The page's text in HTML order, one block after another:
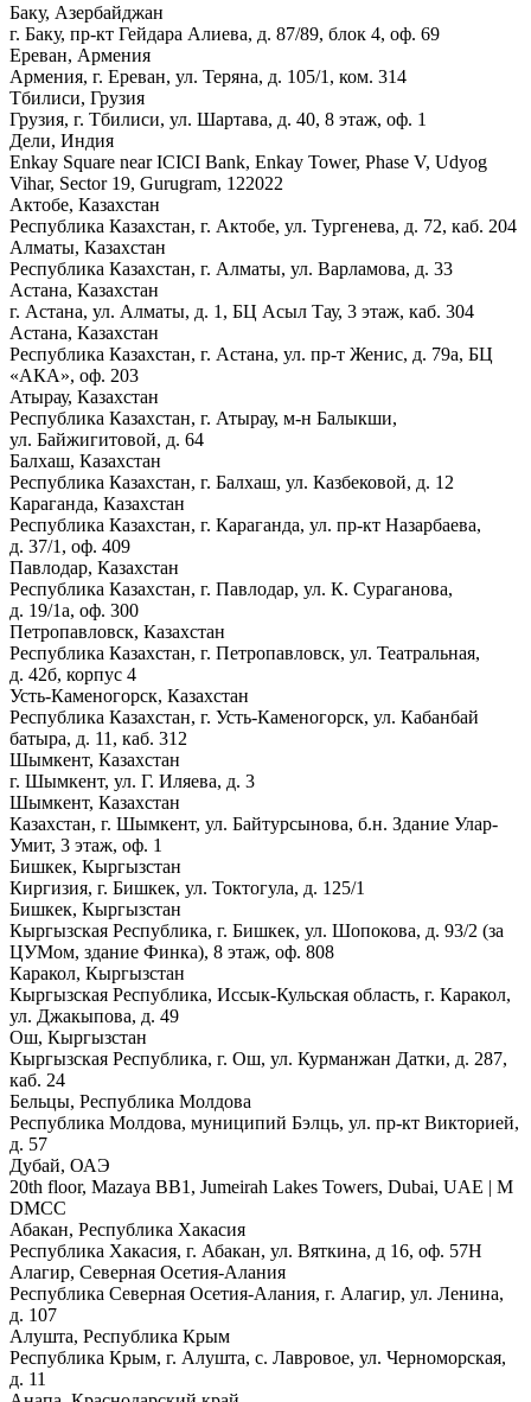
Баку, Азербайджан
г. Баку, пр-кт Гейдара Алиева, д. 87/89, блок 4, оф. 69
Ереван, Армения
Армения, г. Ереван, ул. Теряна, д. 105/1, ком. 314
Тбилиси, Грузия
Грузия, г. Тбилиси, ул. Шартава, д. 40, 8 этаж, оф. 1
Дели, Индия
Enkay Square near ICICI Bank, Enkay Tower, Phase V, Udyog
Vihar, Sector 19, Gurugram, 122022
Актобе, Казахстан
Республика Казахстан, г. Актобе, ул. Тургенева, д. 72, каб. 204
Алматы, Казахстан
Республика Казахстан, г. Алматы, ул. Варламова, д. 33
Астана, Казахстан
г. Астана, ул. Алматы, д. 1, БЦ Асыл Тау, 3 этаж, каб. 304
Астана, Казахстан
Республика Казахстан, г. Астана, ул. пр-т Женис, д. 79а, БЦ
«АКА», оф. 203
Атырау, Казахстан
Республика Казахстан, г. Атырау, м-н Балыкши,
ул. Байжигитовой, д. 64
Балхаш, Казахстан
Республика Казахстан, г. Балхаш, ул. Казбековой, д. 12
Караганда, Казахстан
Республика Казахстан, г. Караганда, ул. пр-кт Назарбаева,
д. 37/1, оф. 409
Павлодар, Казахстан
Республика Казахстан, г. Павлодар, ул. К. Сураганова,
д. 19/1а, оф. 300
Петропавловск, Казахстан
Республика Казахстан, г. Петропавловск, ул. Театральная,
д. 42б, корпус 4
Усть-Каменогорск, Казахстан
Республика Казахстан, г. Усть-Каменогорск, ул. Кабанбай
батыра, д. 11, каб. 312
Шымкент, Казахстан
г. Шымкент, ул. Г. Иляева, д. 3
Шымкент, Казахстан
Казахстан, г. Шымкент, ул. Байтурсынова, б.н. Здание Улар-
Умит, 3 этаж, оф. 1
Бишкек, Кыргызстан
Киргизия, г. Бишкек, ул. Токтогула, д. 125/1
Бишкек, Кыргызстан
Кыргызская Республика, г. Бишкек, ул. Шопокова, д. 93/2 (за
ЦУМом, здание Финка), 8 этаж, оф. 808
Каракол, Кыргызстан
Кыргызская Республика, Иссык-Кульская область, г. Каракол,
ул. Джакыпова, д. 49
Ош, Кыргызстан
Кыргызская Республика, г. Ош, ул. Курманжан Датки, д. 287,
каб. 24
Бельцы, Республика Молдова
Республика Молдова, муниципий Бэлць, ул. пр-кт Викторией,
д. 57
Дубай, ОАЭ
20th floor, Mazaya BB1, Jumeirah Lakes Towers, Dubai, UAE | М
DMCC
Абакан, Республика Хакасия
Республика Хакасия, г. Абакан, ул. Вяткина, д 16, оф. 57Н
Алагир, Северная Осетия-Алания
Республика Северная Осетия-Алания, г. Алагир, ул. Ленина,
д. 107
Алушта, Республика Крым
Республика Крым, г. Алушта, с. Лавровое, ул. Черноморская,
д. 11